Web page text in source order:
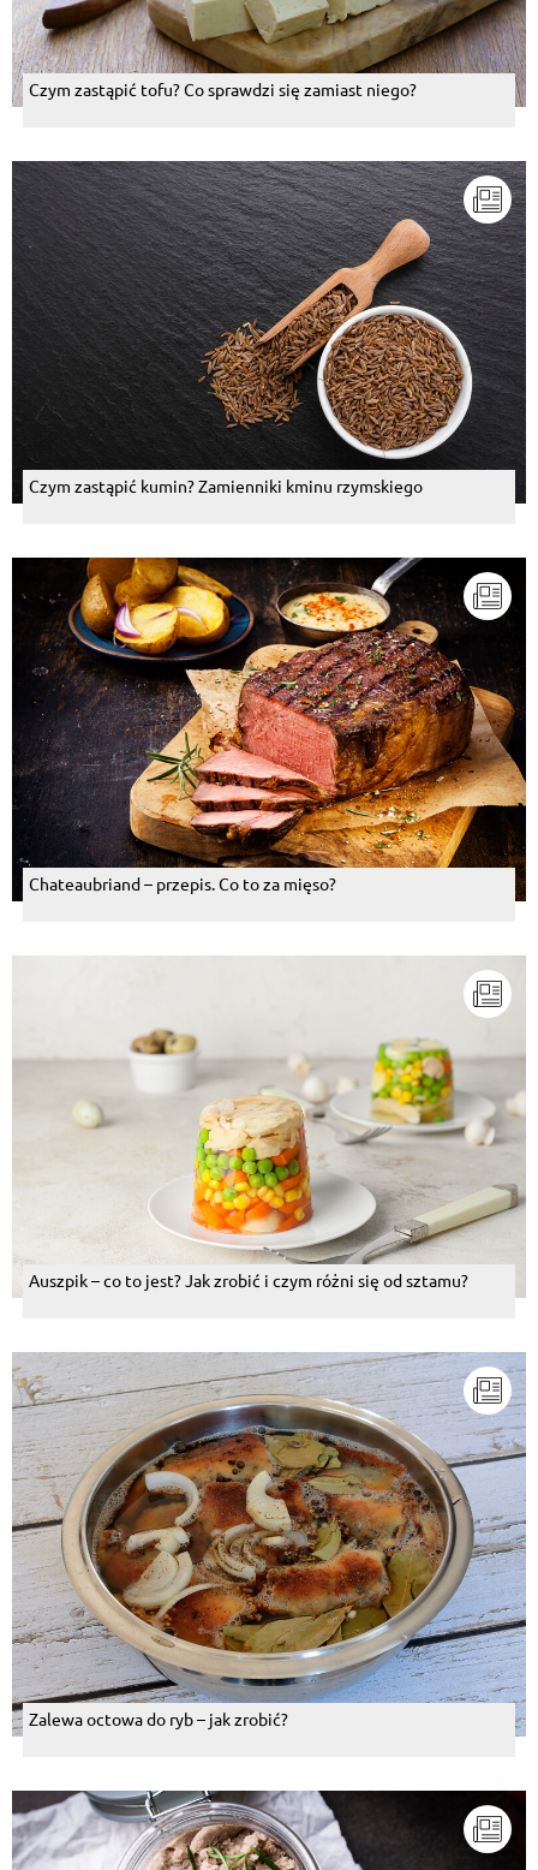
Czym zastąpić tofu? Co sprawdzi się zamiast niego?
Czym zastąpić kumin? Zamienniki kminu rzymskiego
Chateaubriand – przepis. Co to za mięso?
Auszpik – co to jest? Jak zrobić i czym różni się od sztamu?
Zalewa octowa do ryb – jak zrobić?